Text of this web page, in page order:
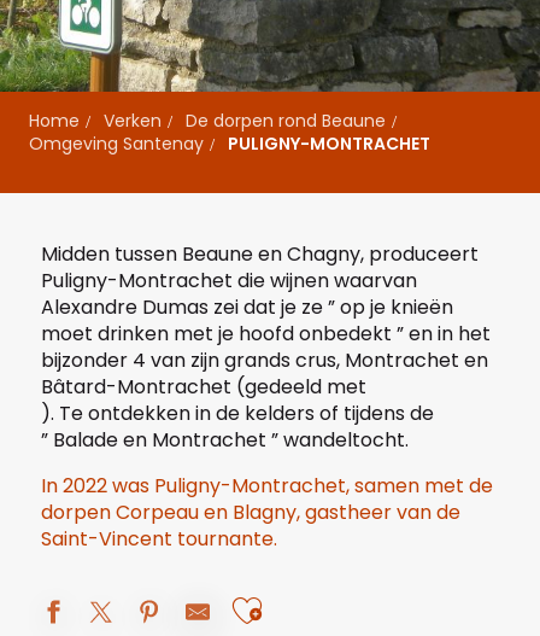
Home Verken
De dorpen rond Beaune
Omgeving Santenay
PULIGNY-MONTRACHET
Midden tussen Beaune enChagny, produceert
Puligny-Montrachet die wijnen waarvan
Alexandre Dumas zei dat je ze ” op je knieën
moet drinken met je hoofd onbedekt ” en in het
bijzonder 4 van zijn grands crus, Montrachet en
Bâtard-Montrachet (gedeeld met
). Te ontdekken in de kelders of tijdens de
” Balade en Montrachet ” wandeltocht.
In 2022 was Puligny-Montrachet, samen met de
dorpen Corpeau en Blagny, gastheer van de
Saint-Vincent tournante.
Ajouter aux